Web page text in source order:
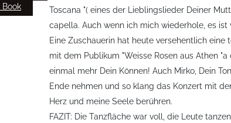
Toscana "( eines der Lieblingslieder Deiner
capella. Auch wenn ich mich wiederhole, es ist
Eine Zuschauerin hat heute versehentlich
mit dem Publikum "Weisse Rosen aus Athen
einmal mehr Dein Können! Auch Mirko, Dein
Ende nehmen und so klang das Konzert mit
Herz und meine Seele berühren.
FAZIT: Die Tanzfläche war voll, die Leute